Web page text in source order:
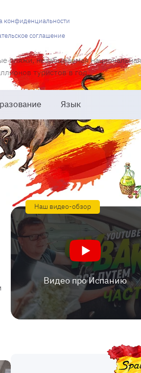
пляжи, незабываемая национальная
туристов в год.
Язык
конфиденциальности
соглашение
Наш видео-обзор
Видео про Испанию